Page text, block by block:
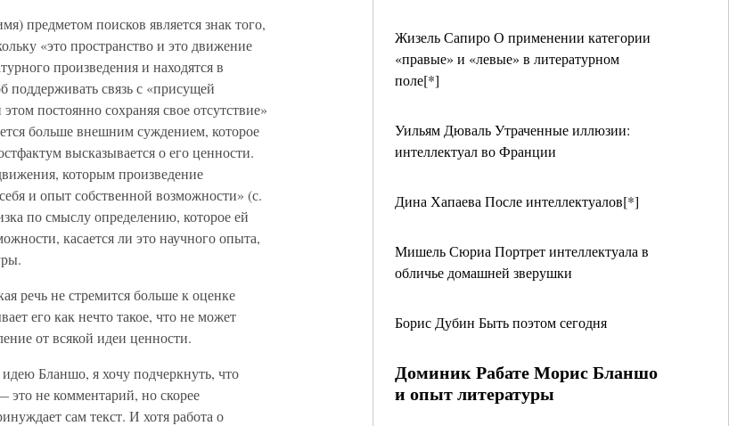
Жизель Сапиро О применении категории
«правые» и «левые» в литературном
поле[*]
Уильям Дюваль Утраченные иллюзии:
интеллектуал во Франции
Дина Хапаева После интеллектуалов[*]
Мишель Сюриа Портрет интеллектуала в
обличье домашней зверушки
Борис Дубин Быть поэтом сегодня
Доминик Рабате Морис Бланшо
и опыт литературы
предметом поисков является знак того,
«это пространство и это движение
произведения и находятся в
поддерживать связь с «присущей
постоянно сохраняя свое отсутствие»
больше внешним суждением, которое
высказывается о его ценности.
которым произведение
и опыт собственной возможности» (с.
по смыслу определению, которое ей
касается ли это научного опыта,
речь не стремится больше к оценке
его как нечто такое, что не может
от всякой идеи ценности.
Бланшо, я хочу подчеркнуть, что
это не комментарий, но скорее
сам текст. И хотя работа о